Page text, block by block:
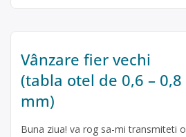
Vânzare fier vechi
(tabla otel de 0,6 – 0,8
mm)
Buna ziua! va rog sa-mi transmiteti o